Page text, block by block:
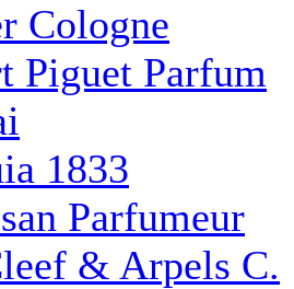
Cologne
Piguet Parfum
1833
Parfumeur
& Arpels C.